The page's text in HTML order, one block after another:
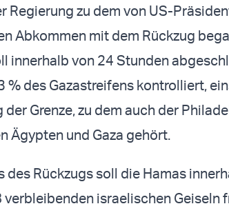
Regierung zu dem von US-
Abkommen mit dem Rückzug
innerhalb von 24 Stunden
% des Gazastreifens kontrolliert,
der Grenze, zu dem auch der
Ägypten und Gaza gehört.
des Rückzugs soll die Hamas
israelischen Geiseln